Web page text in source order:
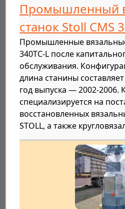
Промышленный
станок Stoll CMS
Промышленные
340TC-L после
обслуживания.
длина станины
год выпуска — 2002-2006.
специализируется на
восстановленных
STOLL, а также